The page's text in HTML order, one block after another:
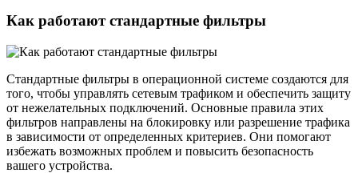
Как работают стандартные фильтры
Стандартные фильтры в операционной системе создаются для
того, чтобы управлять сетевым трафиком и обеспечить защиту
от нежелательных подключений. Основные правила этих
фильтров направлены на блокировку или разрешение трафика
в зависимости от определенных критериев. Они помогают
избежать возможных проблем и повысить безопасность
вашего устройства.